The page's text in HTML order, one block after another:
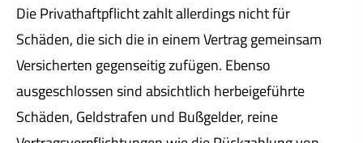
Die Privathaftpflicht zahlt allerdings nicht für
Schäden, die sich die in einem Vertrag gemeinsam
Versicherten gegenseitig zufügen. Ebenso
ausgeschlossen sind absichtlich herbeigeführte
Schäden, Geldstrafen und Bußgelder, reine